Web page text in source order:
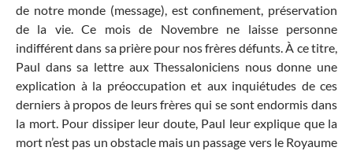
de notre monde (message), est confinement, préservation
de la vie. Ce mois de Novembre ne laisse personne
indifférent dans sa prière pour nos frères défunts. À ce titre,
Paul dans sa lettre aux Thessaloniciens nous donne une
explication à la préoccupation et aux inquiétudes de ces
derniers à propos de leurs frères qui se sont endormis dans
la mort. Pour dissiper leur doute, Paul leur explique que la
mort n’est pas un obstacle mais un passage vers le Royaume